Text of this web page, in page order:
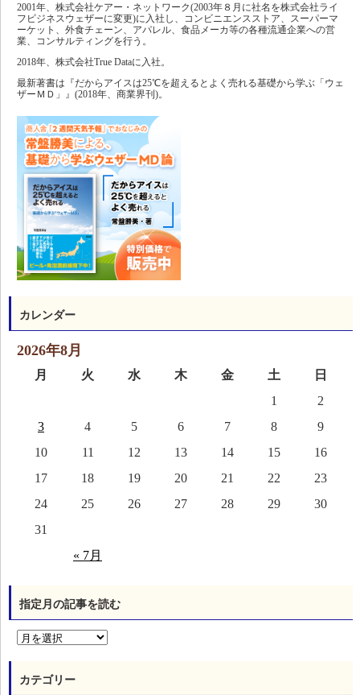
2001年、株式会社ケアー・ネットワーク(2003年８月に社名を株式会社ライ
フビジネスウェザーに変更)に入社し、コンビニエンスストア、スーパーマ
ーケット、外食チェーン、アパレル、食品メーカ等の各種流通企業への営
業、コンサルティングを行う。
2018年、株式会社True Dataに入社。
最新著書は『だからアイスは25℃を超えるとよく売れる基礎から学ぶ「ウェ
ザーＭＤ」』(2018年、商業界刊)。
カレンダー
2026年8月
月 火 水 木 金 土 日
« 7月
1
2
3
4 5 6 7 8
9
10
11 12 13 14 15
16
17
18 19 20 21 22
23
24
25 26 27 28 29
30
31
指定月の記事を読む
カテゴリー